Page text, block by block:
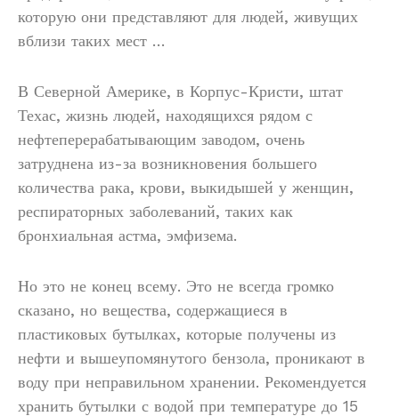
которую они представляют для людей, живущих
вблизи таких мест …
В Северной Америке, в Корпус-Кристи, штат
Техас, жизнь людей, находящихся рядом с
нефтеперерабатывающим заводом, очень
затруднена из-за возникновения большего
количества рака, крови, выкидышей у женщин,
респираторных заболеваний, таких как
бронхиальная астма, эмфизема.
Но это не конец всему. Это не всегда громко
сказано, но вещества, содержащиеся в
пластиковых бутылках, которые получены из
нефти и вышеупомянутого бензола, проникают в
воду при неправильном хранении. Рекомендуется
хранить бутылки с водой при температуре до 15